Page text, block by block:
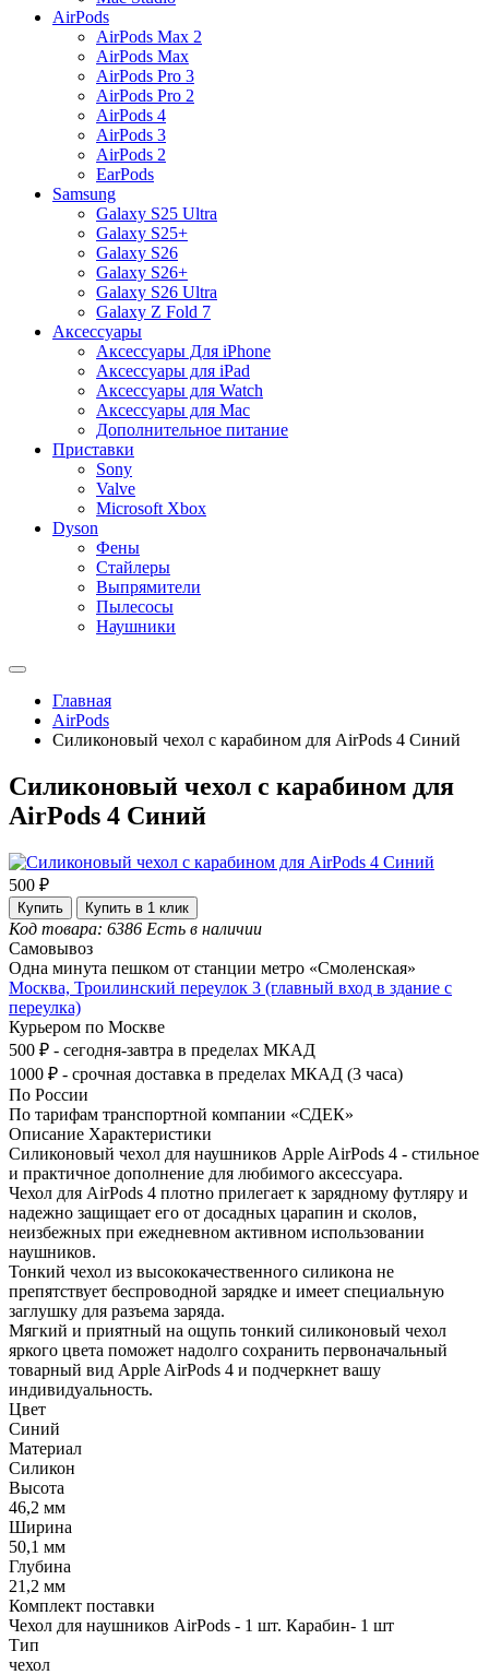
AirPods
AirPods Max 2
AirPods Max
AirPods Pro 3
AirPods Pro 2
AirPods 4
AirPods 3
AirPods 2
EarPods
Samsung
Galaxy S25 Ultra
Galaxy S25+
Galaxy S26
Galaxy S26+
Galaxy S26 Ultra
Galaxy Z Fold 7
Аксессуары
Аксессуары Для iPhone
Аксессуары для iPad
Аксессуары для Watch
Аксессуары для Mac
Дополнительное питание
Приставки
Sony
Valve
Microsoft Xbox
Dyson
Фены
Стайлеры
Выпрямители
Пылесосы
Наушники
Главная
AirPods
Силиконовый чехол c карабином для AirPods 4 Синий
Силиконовый чехол c карабином для
AirPods 4 Синий
500 ₽
Купить Купить в 1 клик
Код товара: 6386 Есть в наличии
Самовывоз
Одна минута пешком от станции метро «Смоленская»
Москва, Троилинский переулок 3 (главный вход в здание с
переулка)
Курьером по Москве
500 ₽ - сегодня-завтра в пределах МКАД
1000 ₽ - срочная доставка в пределах МКАД (3 часа)
По России
По тарифам транспортной компании «СДЕК»
Описание Характеристики
Силиконовый чехол для наушников Apple AirPods 4 - стильное
и практичное дополнение для любимого аксессуара.
Чехол для AirPods 4 плотно прилегает к зарядному футляру и
надежно защищает его от досадных царапин и сколов,
неизбежных при ежедневном активном использовании
наушников.
Тонкий чехол из высококачественного силикона не
препятствует беспроводной зарядке и имеет специальную
заглушку для разъема заряда.
Мягкий и приятный на ощупь тонкий силиконовый чехол
яркого цвета поможет надолго сохранить первоначальный
товарный вид Apple AirPods 4 и подчеркнет вашу
индивидуальность.
Цвет
Синий
Материал
Силикон
Высота
46,2 мм
Ширина
50,1 мм
Глубина
21,2 мм
Комплект поставки
Чехол для наушников AirPods - 1 шт. Карабин- 1 шт
Тип
чехол